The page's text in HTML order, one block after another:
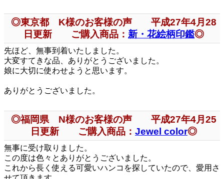
◎東京都 K様のお客様の声 平成27年4月28
日更新 ご購入商品： 新・花絵柄印鑑◎
先ほど、無事到着いたしました。
大変すてきな品、ありがとうございました。
娘に大切に使わせようと思います。
ありがとうございました。
◎福岡県 N様のお客様の声 平成27年4月25
日更新 ご購入商品： Jewel color◎
無事に受け取りました。
この度は色々とありがとうございました。
これから長く使える可愛いハンコを探していたので、愛用さ